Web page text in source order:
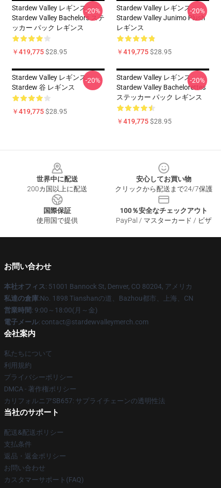
Stardew Valley レギンス -
Stardew Valley Bachelors ステ
ッカー パック レギンス
￥419,775$28.95
-20%
Stardew Valley レギンス -
Stardew Valley Junimo Plush
レギンス
￥419,775$28.95
-20%
Stardew Valley レギンス -
Stardew 谷 レギンス
￥419,775$28.95
-20%
Stardew Valley レギンス -
Stardew Valley Bachelorettes
ステッカー パック レギンス
￥419,775$28.95
-20%
世界中に配送
200カ国以上に配送
安心してお買い物
クリックから配送まで24/7保護
国際保証
使用国で提供
100％安全なチェックアウト
PayPal / マスターカード / ビザ
お問い合わせ
本社オフィス: 51001 Bannock St, Denver, CO 80204, アメリカ
私達の倉庫:No. 1898 Tianshanの道、Bazhou都市、上海、CN
営業時間: 9:00～18:00(月～金)
電子メール: contact@stardewvalleymerch.com
会社案内
私たちについて
利用規約
プライバシーポリシー
DMCA - 著作権ポリシー
カリフォルニアSB657: サプライチェーンの透明性法
当社のサポート
配送&配送ポリシー
支払条件
返品・返金ポリシー
お問い合わせ
カスタマーサポート(FAQ)